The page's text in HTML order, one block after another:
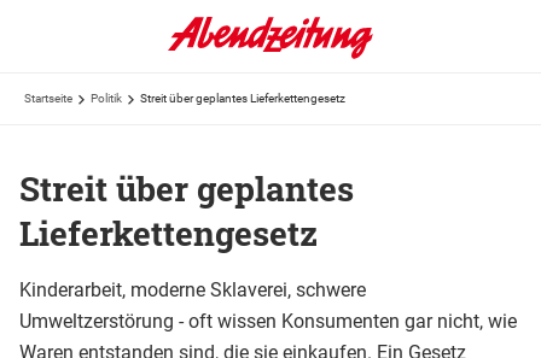
Startseite Politik Streit über geplantes Lieferkettengesetz
Streit über geplantes
Lieferkettengesetz
Kinderarbeit, moderne Sklaverei, schwere
Umweltzerstörung - oft wissen Konsumenten gar nicht, wie
Waren entstanden sind, die sie einkaufen. Ein Gesetz